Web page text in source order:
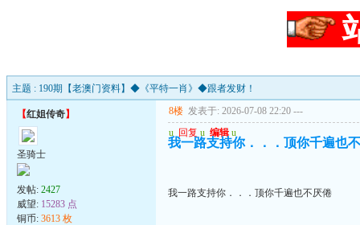
主题 : 190期【老澳门资料】◆《平特一肖》◆跟者发财！
【红姐传奇】
圣骑士
发帖: 2427
威望: 15283 点
铜币: 3613 枚
8楼 发表于: 2026-07-08 22:20 ---
u 回复 u 编辑 u
我一路支持你．．．顶你千遍也
我一路支持你．．．顶你千遍也不厌倦